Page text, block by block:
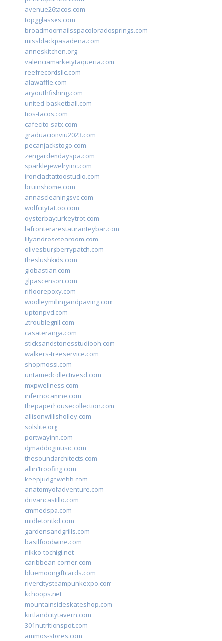
avenue26tacos.com
topgglasses.com
broadmoornailsspacoloradosprings.com
missblackpasadena.com
anneskitchen.org
valenciamarketytaqueria.com
reefrecordsllc.com
alawaffle.com
aryouthfishing.com
united-basketball.com
tios-tacos.com
cafecito-satx.com
graduacionviu2023.com
pecanjackstogo.com
zengardendayspa.com
sparklejewelryinc.com
ironcladtattoostudio.com
bruinshome.com
annascleaningsvc.com
wolfcitytattoo.com
oysterbayturkeytrot.com
lafronterarestauranteybar.com
lilyandrosetearoom.com
olivesburgberrypatch.com
theslushkids.com
giobastian.com
glpascensori.com
rifloorepoxy.com
woolleymillingandpaving.com
uptonpvd.com
2troublegrill.com
casateranga.com
sticksandstonesstudiooh.com
walkers-treeservice.com
shopmossi.com
untamedcollectivesd.com
mxpwellness.com
infernocanine.com
thepaperhousecollection.com
allisonwillisholley.com
solslite.org
portwayinn.com
djmaddogmusic.com
thesoundarchitects.com
allin1roofing.com
keepjudgewebb.com
anatomyofadventure.com
drivancastillo.com
cmmedspa.com
midletontkd.com
gardensandgrills.com
basilfoodwine.com
nikko-tochigi.net
caribbean-corner.com
bluemoongiftcards.com
rivercitysteampunkexpo.com
kchoops.net
mountainsideskateshop.com
kirtlandcitytavern.com
301nutritionspot.com
ammos-stores.com